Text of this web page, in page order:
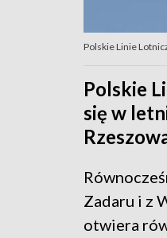
Polskie Linie
Polskie
się w
Zadaru i z
otwiera